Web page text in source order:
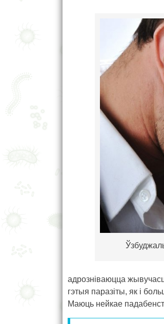
адрозніваюцца
гэтыя паразіты, як і
Маюць нейкае